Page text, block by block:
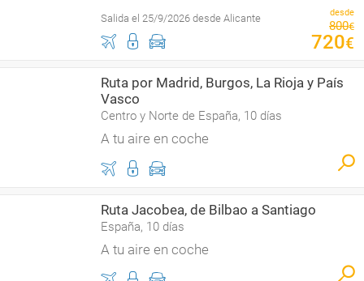
Salida el 25/9/2026 desde Alicante desde
800€
720€
Ruta por Madrid, Burgos, La Rioja y País
Vasco
Centro y Norte de España, 10 días
A tu aire en coche
Ruta Jacobea, de Bilbao a Santiago
España, 10 días
A tu aire en coche